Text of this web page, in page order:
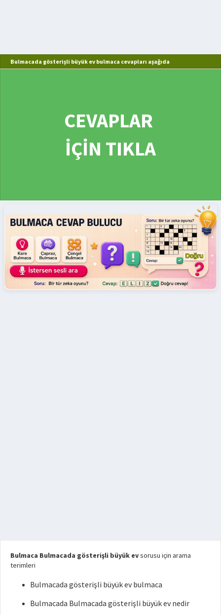
Bulmacada gösterişli büyük ev bulmaca cevapları aşağıda
CEVAPLAR
İÇİN TIKLA
Bulmaca Bulmacada gösterişli büyük evsorusu için arama
terimleri
Bulmacada gösterişli büyük ev bulmaca
Bulmacada Bulmacada gösterişli büyük ev nedir